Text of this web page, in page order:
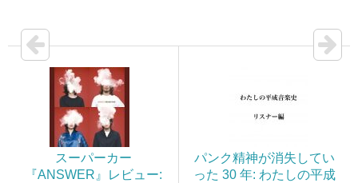
スーパーカー
『ANSWER』レビュー:
パンク精神が消失してい
った 30 年: わたしの平成